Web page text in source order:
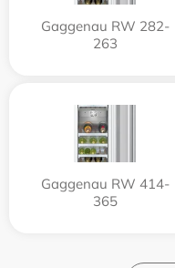
Gaggenau RW 282-
263
Gaggenau RW 414-
365